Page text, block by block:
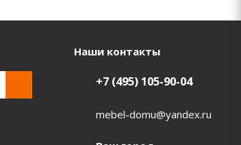
Наши контакты
+7 (495) 105-90-04
mebel-domu@yandex.ru